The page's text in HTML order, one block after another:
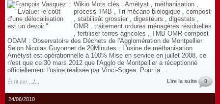
Wikio Mots clés : Amétyst , méthanisation ,
process TMB , Tri mécano biologique , compost
, stabilisât grossier , digesteurs , digestats ,
OMR , traitement ordures ménagères résiduelles
, fertiliser terres agricoles , TMB OMR compost
ODAM : Observatoire des Déchets de l'Agglomération de Montpellier
Selon Nicolas Guyonnet de 20Minutes : L'usine de méthanisation
Amétyst est opérationnelle à 100% Mise en service en juillet 2008, ce
n'est que ce 30 mars 2012 que l'Agglo de Montpellier a réceptionné
officiellement l'usine réalisée par Vinci-Sogea. Pour la ...
Écrit par .../... Lire la suite 0
24/06/2010